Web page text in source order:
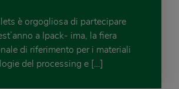
è orgogliosa di partecipare
a Ipack- ima, la fiera
di riferimento per i materiali
del processing e […]